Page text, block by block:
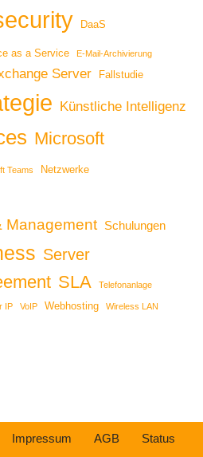
DaaS
as a Service E-Mail-Archivierung
Server Fallstudie
Künstliche Intelligenz
Microsoft
Teams Netzwerke
Management Schulungen
Server
SLA Telefonanlage
IP VoIP Webhosting
Wireless LAN
Impressum AGB
Status